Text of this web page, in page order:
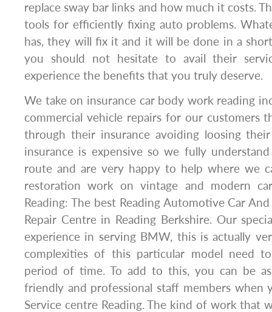
replace sway bar links and how much it costs.
tools for efficiently fixing auto problems.
has, they will fix it and it will be done in a
you should not hesitate to avail their
experience the benefits that you truly deserve.
We take on insurance car body work reading
commercial vehicle repairs for our customers
through their insurance avoiding loosing
insurance is expensive so we fully
route and are very happy to help where we
restoration work on vintage and modern
Reading: The best Reading Automotive Car
Repair Centre in Reading Berkshire. Our
experience in serving BMW, this is actually
complexities of this particular model need
period of time. To add to this, you can be
friendly and professional staff members when
Service centre Reading. The kind of work that